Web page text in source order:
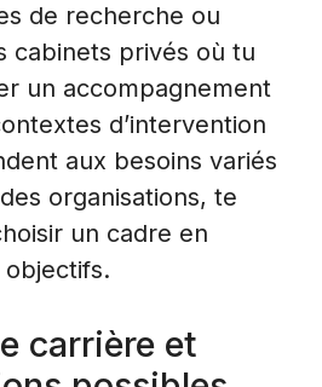
de recherche ou
cabinets privés où tu
un accompagnement
d’intervention
aux besoins variés
organisations, te
un cadre en
carrière et